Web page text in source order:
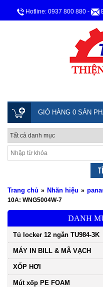
Hotline: 0937 800 880 -
GIỎ HÀNG 0 SẢN
Trang chủ » Nhãn hiệu »
10A: WNG5004W-7
DANH
Tủ locker 12 ngăn TU984-3K
MÁY IN BILL & MÃ VẠCH
XỐP HƠI
Mút xốp PE FOAM